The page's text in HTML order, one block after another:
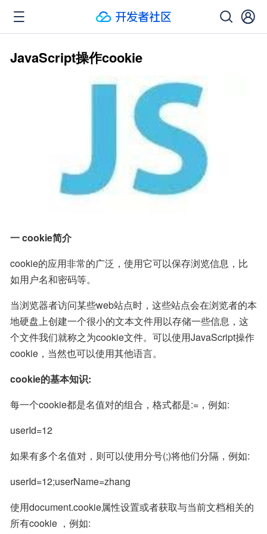
JavaScript操作cookie
一 cookie简介
cookie的应用非常的广泛，使用它可以保存浏览信息，比
如用户名和密码等。
当浏览器者访问某些web站点时，这些站点会在浏览者的本
地硬盘上创建一个很小的文本文件用以存储一些信息，这
个文件我们就称之为cookie文件。可以使用JavaScript操作
cookie，当然也可以使用其他语言。
cookie的基本知识:
每一个cookie都是名值对的组合，格式都是:=，例如:
userId=12
如果有多个名值对，则可以使用分号(;)将他们分隔，例如:
userId=12;userName=zhang
使用document.cookie属性设置或者获取与当前文档相关的
所有cookie ，例如: